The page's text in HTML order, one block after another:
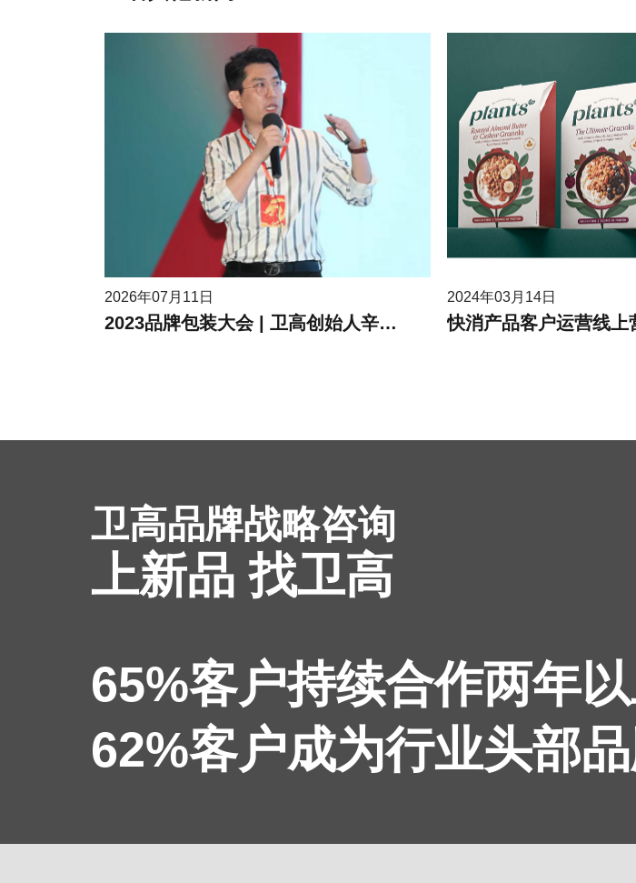
2026年07月11日
2023品牌包装大会 | 卫高创始人辛高卫作为受邀嘉宾进行现场分享
2024年03月14日
快消产品客户运营线上
卫高品牌战略咨询
上新品 找卫高
65%客户持续合作两年
62%客户成为行业头部